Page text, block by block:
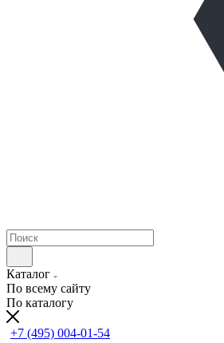
Каталог
По всему сайту
По каталогу
+7 (495) 004-01-54